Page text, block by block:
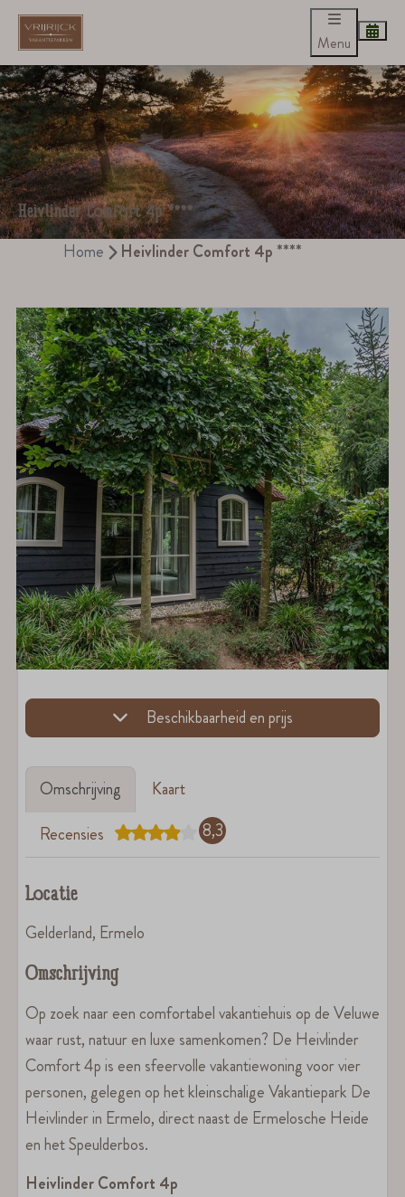
Menu
Heivlinder Comfort 4p ****
Home Heivlinder Comfort 4p ****
Beschikbaarheid en prijs
Omschrijving
Kaart
Recensies
8,3
Locatie
Gelderland, Ermelo
Omschrijving
Op zoek naar een comfortabel vakantiehuis op de Veluwe
waar rust, natuur en luxe samenkomen? De Heivlinder
Comfort 4p is een sfeervolle vakantiewoning voor vier
personen, gelegen op het kleinschalige Vakantiepark De
Heivlinder in Ermelo, direct naast de Ermelosche Heide
en het Speulderbos.
Heivlinder Comfort 4p